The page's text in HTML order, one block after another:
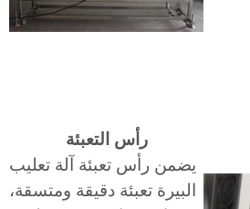
رأس التعبئة
يضمن رأس تعبئة آلة تعليب
البيرة تعبئة دقيقة ومتسقة،